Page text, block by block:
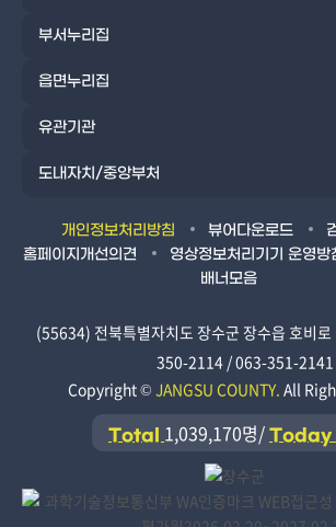
부서누리집
읍면누리집
유관기관
도내자치/중앙부처
개인정보처리방침 뷰어다운로드
홈페이지개선의견
영상정보처리기기 운영방
배너모음
(55634) 전북특별자치도 장수군 장수읍 호비로
350-2114 / 063-351-2141
Copyright © JANGSU COUNTY. All
Total 1,039,170명/ Today